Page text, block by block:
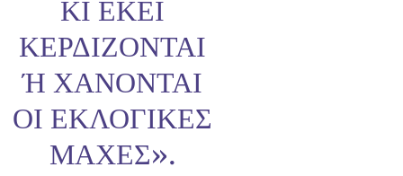
ΚΙ ΕΚΕΊ
ΚΕΡΔΊΖΟΝΤΑΙ
Ή ΧΆΝΟΝΤΑΙ Ο
Ι ΕΚΛΟΓΙΚΈΣ Μ
ΆΧΕΣ».